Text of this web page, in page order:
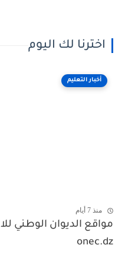
اخترنا لك اليوم
أخبار التعليم
منذ 7 أيام
onec.dz